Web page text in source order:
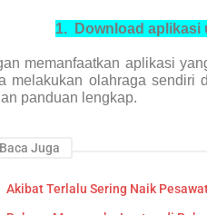
1. Download aplikasi
memanfaatkan aplikasi
melakukan olahraga sendiri
panduan lengkap.
Baca Juga
Akibat Terlalu Sering Naik